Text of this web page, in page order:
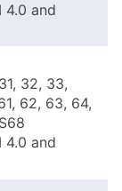
4.0 and
32, 33,
62, 63, 64,
4.0 and